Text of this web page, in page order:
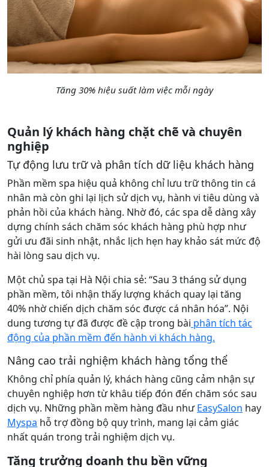
Tăng 30% hiệu suất làm việc mỗi ngày
Quản lý khách hàng chặt chẽ và chuyên
nghiệp
Tự động lưu trữ và phân tích dữ liệu khách hàng
Phần mềm spa hiệu quả không chỉ lưu trữ thông tin cá
nhân mà còn ghi lại lịch sử dịch vụ, hành vi tiêu dùng và
phản hồi của khách hàng. Nhờ đó, các spa dễ dàng xây
dựng chính sách chăm sóc khách hàng phù hợp như
gửi ưu đãi sinh nhật, nhắc lịch hẹn hay khảo sát mức độ
hài lòng sau dịch vụ.
Một chủ spa tại Hà Nội chia sẻ: “Sau 3 tháng sử dụng
phần mềm, tôi nhận thấy lượng khách quay lại tăng
40% nhờ chiến dịch chăm sóc được cá nhân hóa”. Nội
dung tương tự đã được đề cập trong bài phân tích tác
động của phần mềm đến hành vi khách hàng.
Nâng cao trải nghiệm khách hàng tổng thể
Không chỉ phía quản lý, khách hàng cũng cảm nhận sự
chuyên nghiệp hơn từ khâu tiếp đón đến chăm sóc sau
dịch vụ. Những phần mềm hàng đầu nhưEasySalon hay
Myspa hỗ trợ đồng bộ quy trình, mang lại cảm giác
nhất quán trong trải nghiệm dịch vụ.
Tăng trưởng doanh thu bền vững